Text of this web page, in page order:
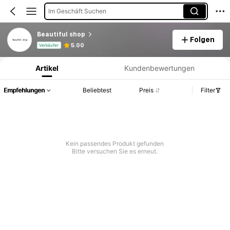
Im Geschäft Suchen
Beautiful shop
Verkäufer 5.00
Folgen
Produktinformation: Preisangabe, Verkaufs- und Lagerbestandsdetails.
Artikel Kundenbewertungen
Empfehlungen Beliebtest Preis Filter
Kein passendes Produkt gefunden
Bitte versuchen Sie es erneut.